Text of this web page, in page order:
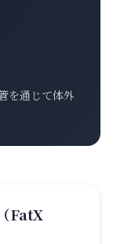
を通じて体外
FatX